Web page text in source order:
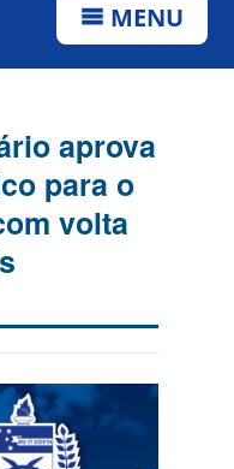
MENU
aprova
para o
volta